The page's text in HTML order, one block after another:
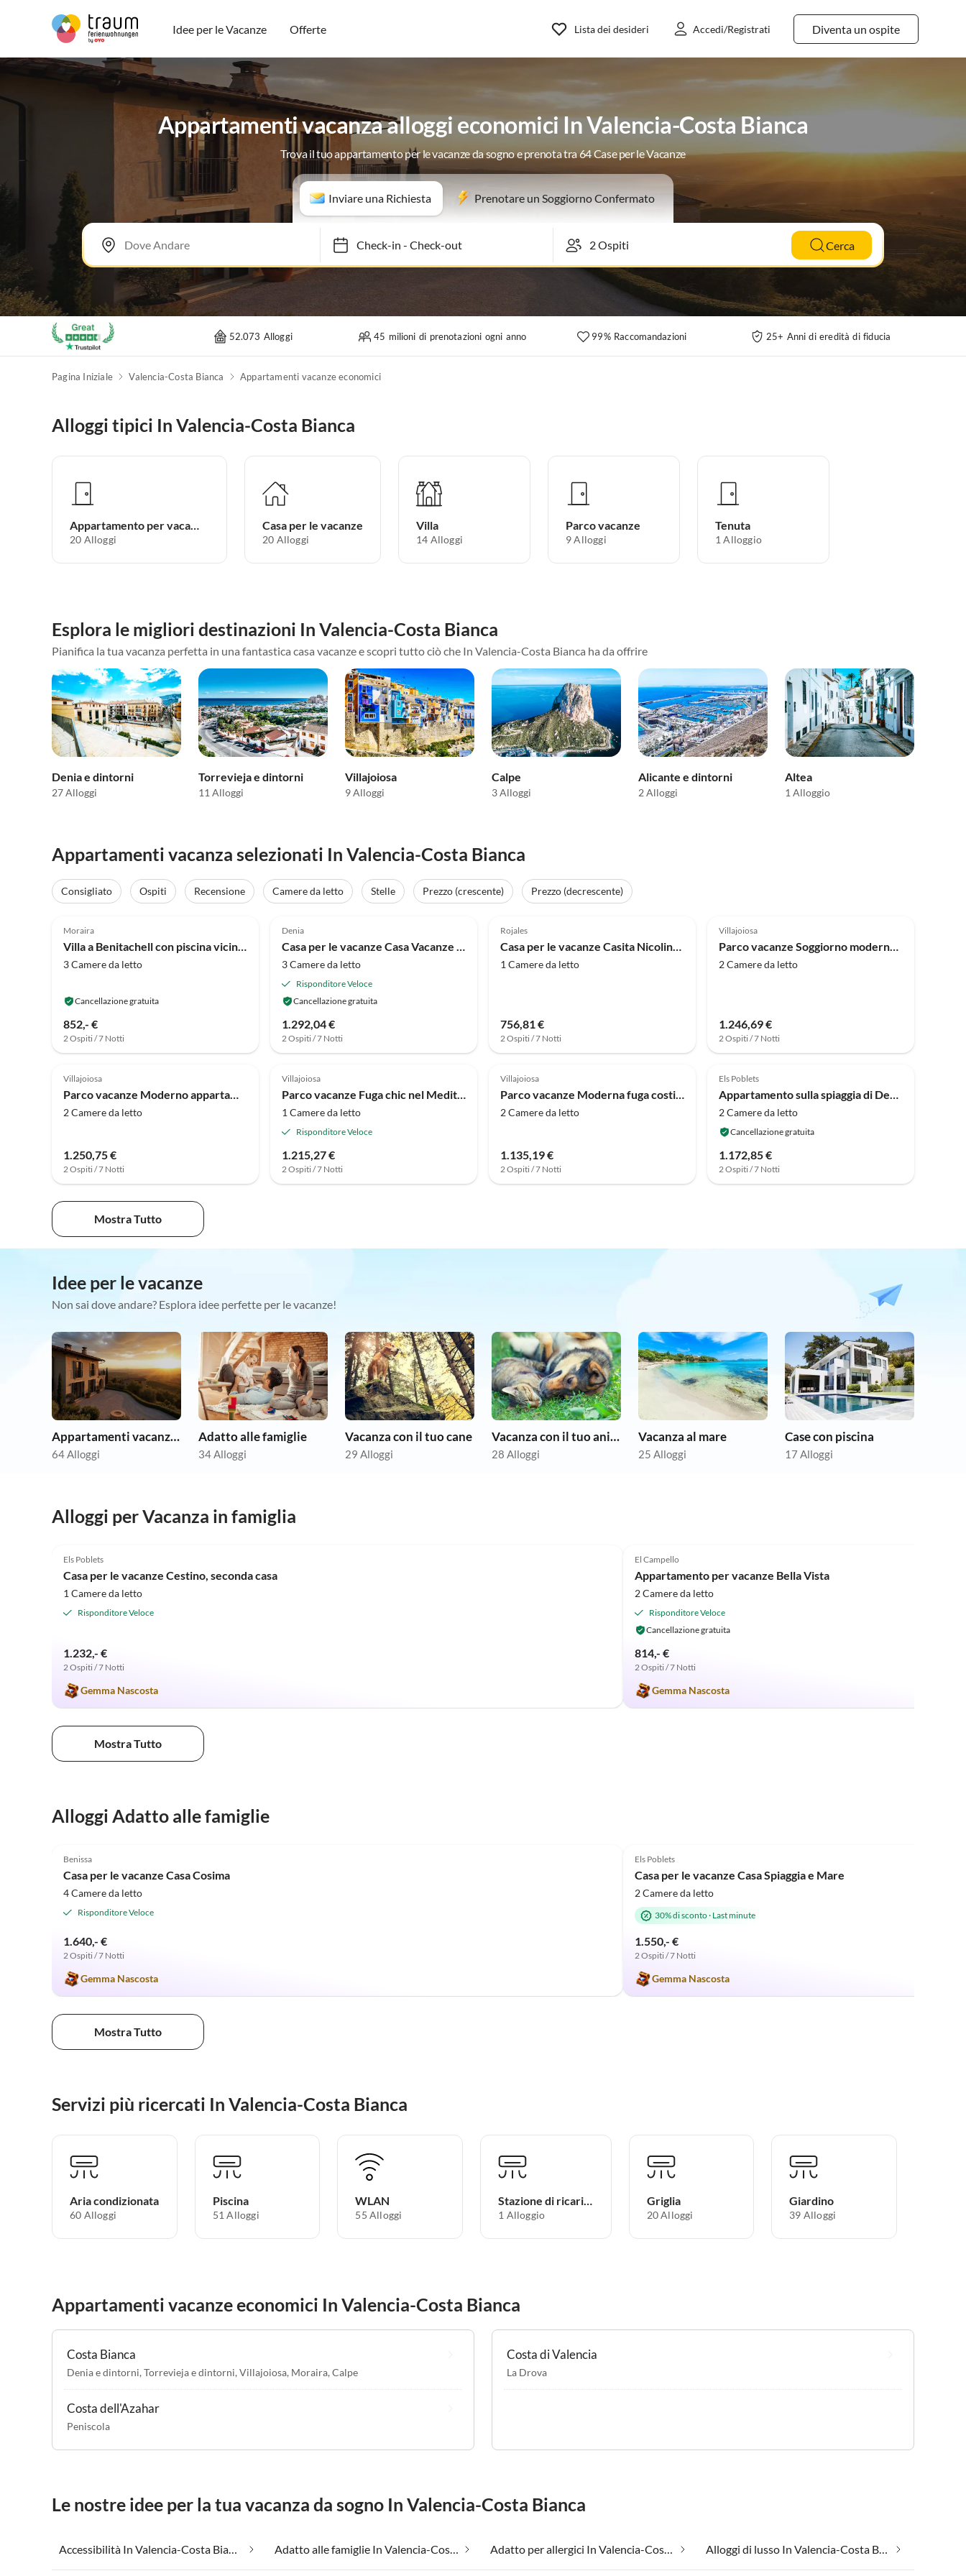
Idee per le Vacanze Offerte Diventa un ospite
Lista dei desideri Accedi/Registrati
Appartamenti vacanza alloggi economici In Valencia-Costa Bianca
Trova il tuo appartamento per le vacanze da sogno e prenota tra 64 Case per le Vacanze
Inviare una Richiesta Prenotare un Soggiorno Confermato
Check-in- Check-out Cerca
52.073 Alloggi 45 milioni di prenotazioni ogni anno 99% Raccomandazioni 25+ Anni di eredità di fiducia
Pagina Iniziale Valencia-Costa Bianca Appartamenti vacanze economici
Alloggi tipici In Valencia-Costa Bianca
Appartamento per vacanze
20 Alloggi
Casa per le vacanze
20 Alloggi
Villa
14 Alloggi
Parco vacanze
9 Alloggi
Tenuta
1 Alloggio
Esplora le migliori destinazioni In Valencia-Costa Bianca
Pianifica la tua vacanza perfetta in una fantastica casa vacanze e scopri tutto ciò che In Valencia-Costa Bianca ha da offrire
Denia e dintorni
27 Alloggi
Torrevieja e dintorni
11 Alloggi
Villajoiosa
9 Alloggi
Calpe
3 Alloggi
Alicante e dintorni
2 Alloggi
Altea
1 Alloggio
Appartamenti vacanza selezionati In Valencia-Costa Bianca
Consigliato Ospiti Recensione Camere da letto Stelle Prezzo (crescente)
Prezzo (decrescente)
Moraira
Villa a Benitachell con piscina vicino Cumbre
3 Camere da letto
Cancellazione gratuita
852,- €
2 Ospiti / 7 Notti
Denia
Casa per le vacanze Casa Vacanze a Dénia vicino Spiagge
3 Camere da letto
Risponditore Veloce
Cancellazione gratuita
1.292,04 €
2 Ospiti / 7 Notti
Rojales
Casa per le vacanze Casita Nicoline: Quesada Gem
1 Camere da letto
756,81 €
2 Ospiti / 7 Notti
Villajoiosa
Parco vacanze Soggiorno moderno sulla Costa Blanca
2 Camere da letto
1.246,69 €
2 Ospiti / 7 Notti
4.0 (1)
Villajoiosa
Parco vacanze Moderno appartamento sul mare
2 Camere da letto
1.250,75 €
2 Ospiti / 7 Notti
Villajoiosa
Parco vacanze Fuga chic nel Mediterraneo
1 Camere da letto
Risponditore Veloce
1.215,27 €
2 Ospiti / 7 Notti
Villajoiosa
Parco vacanze Moderna fuga costiera
2 Camere da letto
1.135,19 €
2 Ospiti / 7 Notti
Els Poblets
Appartamento sulla spiaggia di Denia
2 Camere da letto
Cancellazione gratuita
1.172,85 €
2 Ospiti / 7 Notti
Mostra Tutto
Idee per le vacanze
Non sai dove andare? Esplora idee perfette per le vacanze!
Appartamenti vacanze economici
64 Alloggi
Adatto alle famiglie
34 Alloggi
Vacanza con il tuo cane
29 Alloggi
Vacanza con il tuo animale domestico
28 Alloggi
Vacanza al mare
25 Alloggi
Case con piscina
17 Alloggi
Alloggi per Vacanza in famiglia
Els Poblets
Casa per le vacanze Cestino, seconda casa
1 Camere da letto
Risponditore Veloce
1.232,- €
2 Ospiti / 7 Notti
Gemma Nascosta
El Campello
Appartamento per vacanze Bella Vista
2 Camere da letto
Risponditore Veloce
Cancellazione gratuita
814,- €
2 Ospiti / 7 Notti
Gemma Nascosta
Mostra Tutto
Alloggi Adatto alle famiglie
Benissa
Casa per le vacanze Casa Cosima
4 Camere da letto
Risponditore Veloce
1.640,- €
2 Ospiti / 7 Notti
Gemma Nascosta
Els Poblets
Casa per le vacanze Casa Spiaggia e Mare
2 Camere da letto
30% di sconto· Last minute
1.550,- €
2 Ospiti / 7 Notti
Gemma Nascosta
Mostra Tutto
Servizi più ricercati In Valencia-Costa Bianca
Aria condizionata
60 Alloggi
Piscina
51 Alloggi
WLAN
55 Alloggi
Stazione di ricarica per auto elettriche
1 Alloggio
Griglia
20 Alloggi
Giardino
39 Alloggi
Appartamenti vacanze economici In Valencia-Costa Bianca
Costa Bianca
Denia e dintorni,Torrevieja e dintorni,Villajoiosa, Moraira,Calpe
Costa dell'Azahar
Peniscola
Costa di Valencia
La Drova
Le nostre idee per la tua vacanza da sogno In Valencia-Costa Bianca
Accessibilità In Valencia-Costa Bianca Adatto alle famiglie In Valencia-Costa Bianca Adatto per allergici In Valencia-Costa Bianca Alloggi di lusso In Valencia-Costa Bianca